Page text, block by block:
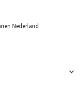
Nederland